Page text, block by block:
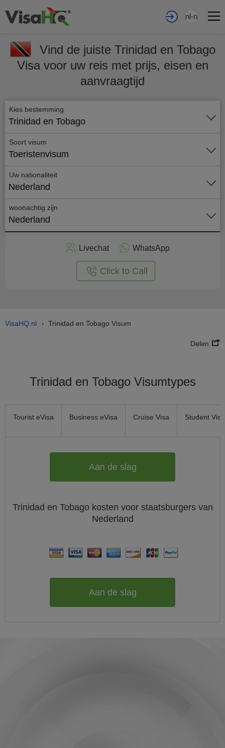
nl-nl
Vind de juiste Trinidad en Tobago
Visa voor uw reis met prijs, eisen en
aanvraagtijd
Kies bestemming
Trinidad en Tobago
Soort visum
Toeristenvisum
Uw nationaliteit
Nederland
woonachtig zijn
Nederland
Livechat WhatsApp
Click to Call
VisaHQ.nl › Trinidad en Tobago Visum
Delen
Trinidad en Tobago Visumtypes
Tourist eVisa Business eVisa Cruise Visa Student Visa
Aan de slag
Trinidad en Tobago kosten voor staatsburgers van
Nederland
Aan de slag